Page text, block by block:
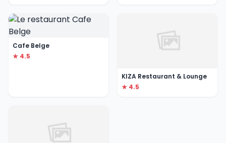
Cafe Belge
★ 4.5
KIZA Restaurant & Lounge
★ 4.5